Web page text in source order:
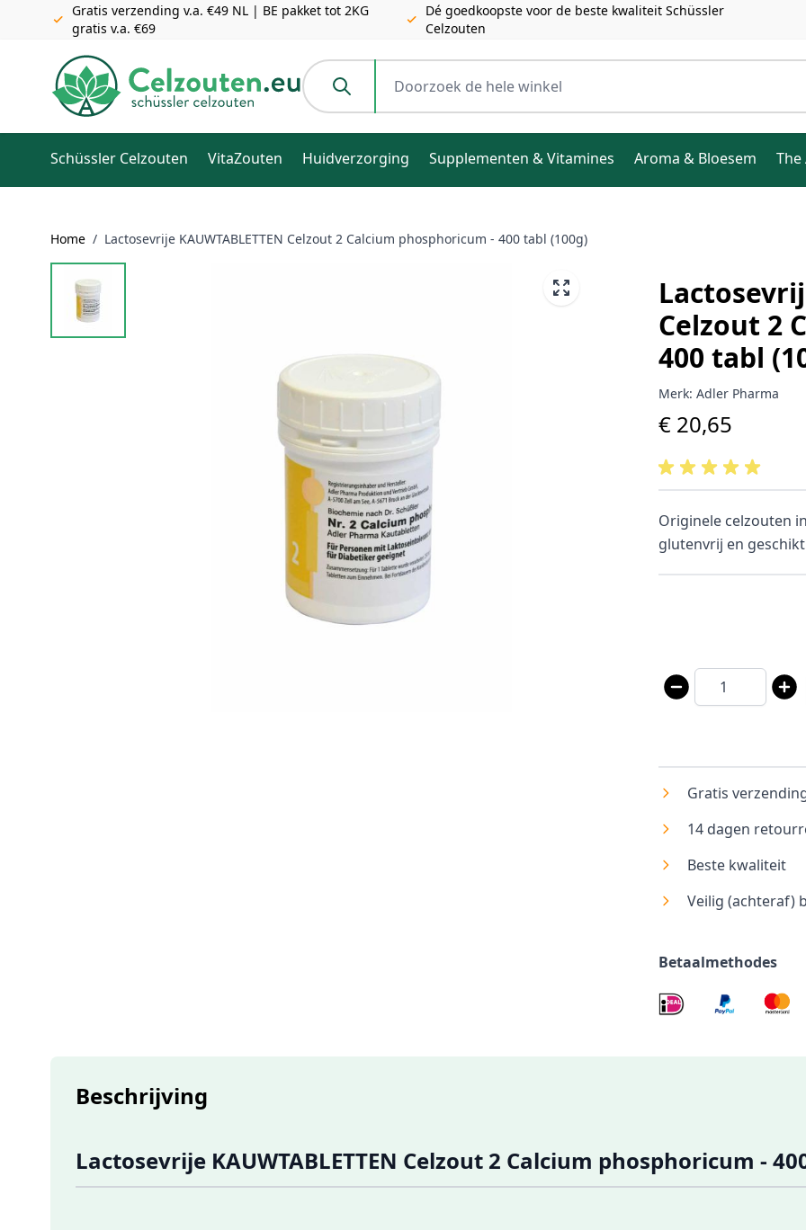
Gratis verzending v.a. €49 NL | BE pakket tot 2KG
gratis v.a. €69
Dé goedkoopste voor de beste kwaliteit Schüssler
Celzouten
Doorzoek de hele winkel
Schüssler Celzouten VitaZouten Huidverzorging Supplementen & Vitamines Aroma & Bloesem The
Home / Lactosevrije KAUWTABLETTEN Celzout 2 Calcium phosphoricum - 400 tabl (100g)
Celzout 2
400 tabl
Merk: Adler Pharma
€ 20,65
Originele celzouten
glutenvrij en
Aantal
Gratis
14 dagen
Beste kwaliteit
Veilig (achteraf)
Betaalmethodes
Beschrijving
Lactosevrije KAUWTABLETTEN Celzout 2 Calcium phosphoricum -